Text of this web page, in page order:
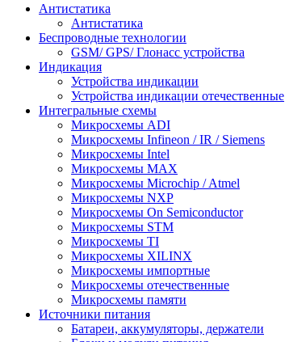
Антистатика
Антистатика
Беспроводные технологии
GSM/ GPS/ Глонасс устройства
Индикация
Устройства индикации
Устройства индикации отечественные
Интегральные схемы
Микросхемы ADI
Микросхемы Infineon / IR / Siemens
Микросхемы Intel
Микросхемы MAX
Микросхемы Microchip / Atmel
Микросхемы NXP
Микросхемы On Semiconductor
Микросхемы STM
Микросхемы TI
Микросхемы XILINX
Микросхемы импортные
Микросхемы отечественные
Микросхемы памяти
Источники питания
Батареи, аккумуляторы, держатели